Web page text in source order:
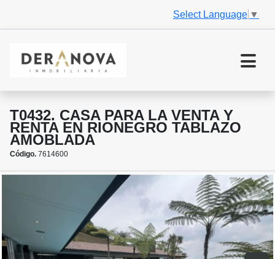
Select Language ▼
T0432. CASA PARA LA VENTA Y
RENTA EN RIONEGRO TABLAZO
AMOBLADA
Código. 7614600